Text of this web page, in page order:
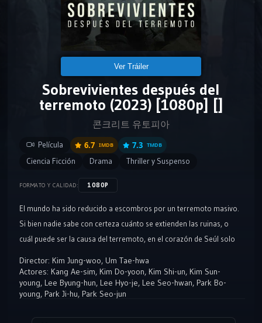
Ver Tráiler
Sobrevivientes después del
terremoto (2023) [1080p] []
콘크리트 유토피아
Película 6.7 IMDB 7.3 TMDB
Ciencia Ficción Drama Thriller y Suspenso
FORMATO Y CALIDAD: 1080P
El mundo ha sido reducido a escombros por un terremoto masivo.
Si bien nadie sabe con certeza cuánto se extienden las ruinas, o
cuál puede ser la causa del terremoto, en el corazón de Seúl solo
Hwang Gung.
Director: Kim Jung-woo, Um Tae-hwa
Actores: Kang Ae-sim, Kim Do-yoon, Kim Shi-un, Kim Sun-
young, Lee Byung-hun, Lee Hyo-je, Lee Seo-hwan, Park Bo-
young, Park Ji-hu, Park Seo-jun